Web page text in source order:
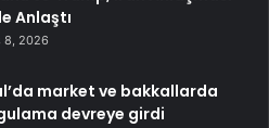
Anlaştı
8, 2026
market ve bakkallarda
devreye girdi